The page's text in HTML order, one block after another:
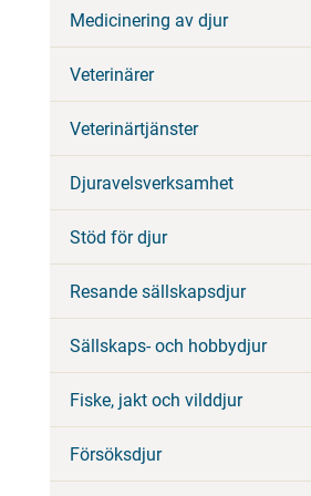
Medicinering av djur
Veterinärer
Veterinärtjänster
Djuravelsverksamhet
Stöd för djur
Resande sällskapsdjur
Sällskaps- och hobbydjur
Fiske, jakt och vilddjur
Försöksdjur